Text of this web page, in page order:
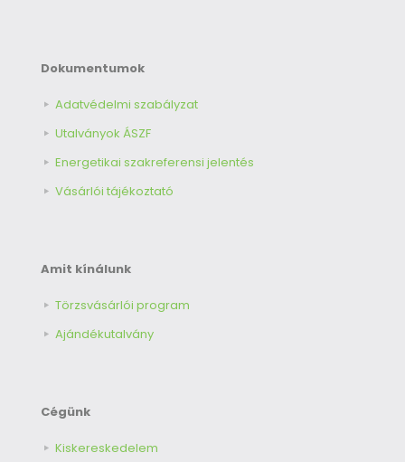
Dokumentumok
Adatvédelmi szabályzat
Utalványok ÁSZF
Energetikai szakreferensi jelentés
Vásárlói tájékoztató
Amit kínálunk
Törzsvásárlói program
Ajándékutalvány
Cégünk
Kiskereskedelem